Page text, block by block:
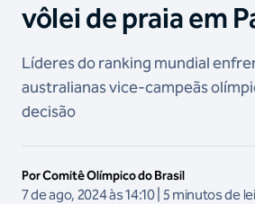
vôlei de praia em
Líderes do ranking mundial
australianas vice-campeãs
decisão
Por Comitê Olímpico do Brasil
7 de ago, 2024 às 14:10 | 5 minutos de